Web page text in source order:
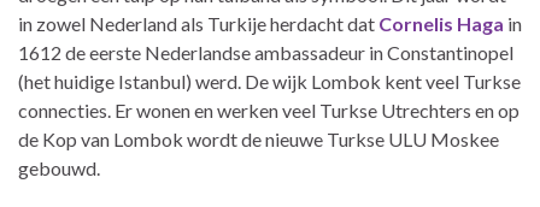
in zowel Nederland als Turkije herdacht dat Cornelis Haga in
1612 de eerste Nederlandse ambassadeur in Constantinopel
(het huidige Istanbul) werd. De wijk Lombok kent veel Turkse
connecties. Er wonen en werken veel Turkse Utrechters en op
de Kop van Lombok wordt de nieuwe Turkse ULU Moskee
gebouwd.